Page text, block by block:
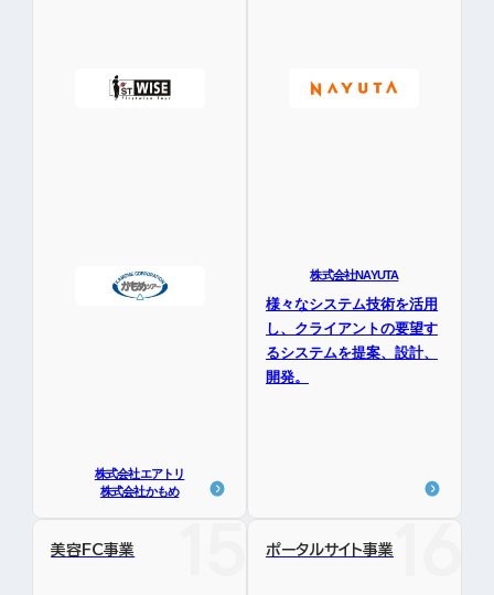
株式会社エアトリ
株式会社かもめ
株式会社NAYUTA
様々なシステム技術を活用
し、クライアントの要望す
るシステムを提案、設計、
開発。
美容FC事業 ポータルサイト事業